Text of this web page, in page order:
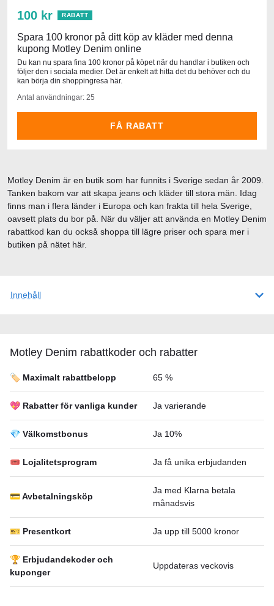
100 kr RABATT
Spara 100 kronor på ditt köp av kläder med denna
kupong Motley Denim online
Du kan nu spara fina 100 kronor på köpet när du handlar i butiken och
följer den i sociala medier. Det är enkelt att hitta det du behöver och du
kan börja din shoppingresa här.
Antal användningar: 25
FÅ RABATT
Innehåll
Motley Denim rabattkoder och rabatter
🏷️ Maximalt rabattbelopp 65 %
💖 Rabatter för vanliga kunder Ja varierande
💎 Välkomstbonus Ja 10%
🎟 Lojalitetsprogram Ja få unika erbjudanden
💳 Avbetalningsköp
Ja med Klarna betala
månadsvis
🎫 Presentkort Ja upp till 5000 kronor
🏆 Erbjudandekoder och
kuponger
Uppdateras veckovis
Motley Denim är en butik som har funnits i Sverige sedan år 2009.
Tanken bakom var att skapa jeans och kläder till stora män. Idag
finns man i flera länder i Europa och kan frakta till hela Sverige,
oavsett plats du bor på. När du väljer att använda en Motley Denim
rabattkod kan du också shoppa till lägre priser och spara mer i
butiken på nätet här.